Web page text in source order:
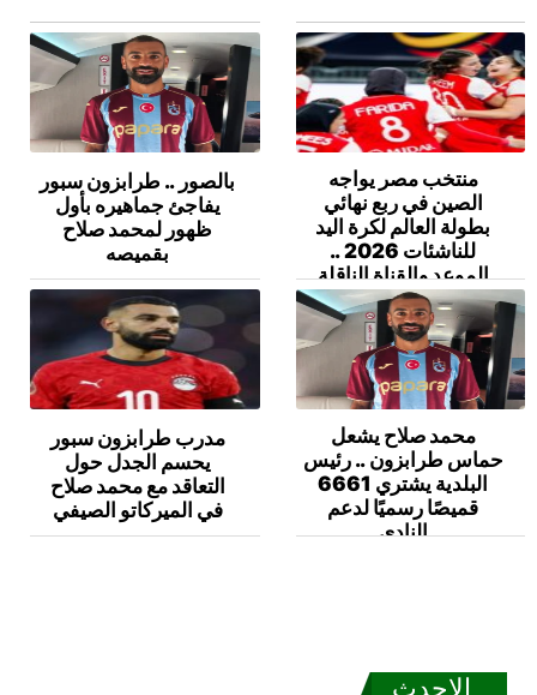
منتخب مصر يواجه
الصين في ربع نهائي
بطولة العالم لكرة اليد
للناشئات 2026 ..
الموعد والقناة الناقلة
محمد صلاح يشعل
حماس طرابزون .. رئيس
البلدية يشتري 6661
قميصًا رسميًا لدعم
النادي
بالصور .. طرابزون سبور
يفاجئ جماهيره بأول
ظهور لمحمد صلاح
بقميصه
مدرب طرابزون سبور
يحسم الجدل حول
التعاقد مع محمد صلاح
في الميركاتو الصيفي
الاحدث